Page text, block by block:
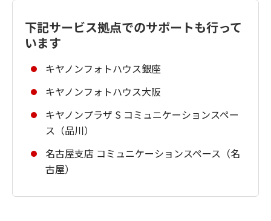
下記サービス拠点でのサポートも行って
います
キヤノンフォトハウス銀座
キヤノンフォトハウス大阪
キヤノンプラザ S コミュニケーションスペー
ス（品川）
名古屋支店 コミュニケーションスペース（名
古屋）